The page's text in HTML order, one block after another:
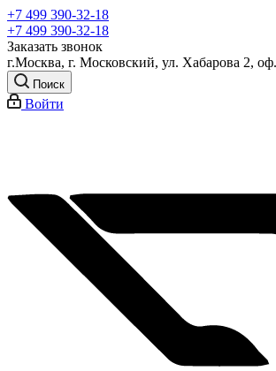
+7 499 390-32-18
+7 499 390-32-18
Заказать звонок
г.Москва, г. Московский, ул. Хабарова 2,
Поиск
Войти